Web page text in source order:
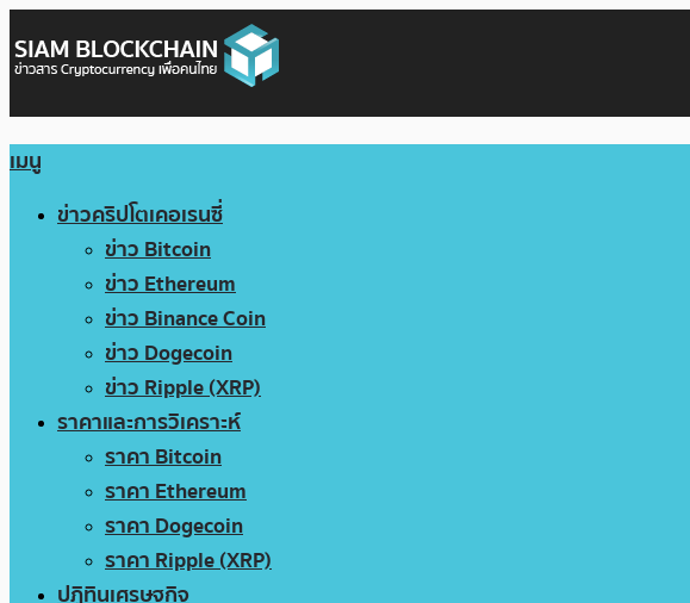
เมนู
ข่าวคริปโตเคอเรนซี่
ข่าว Bitcoin
ข่าว Ethereum
ข่าว Binance Coin
ข่าว Dogecoin
ข่าว Ripple (XRP)
ราคาและการวิเคราะห์
ราคา Bitcoin
ราคา Ethereum
ราคา Dogecoin
ราคา Ripple (XRP)
ปฏิทินเศรษฐกิจ